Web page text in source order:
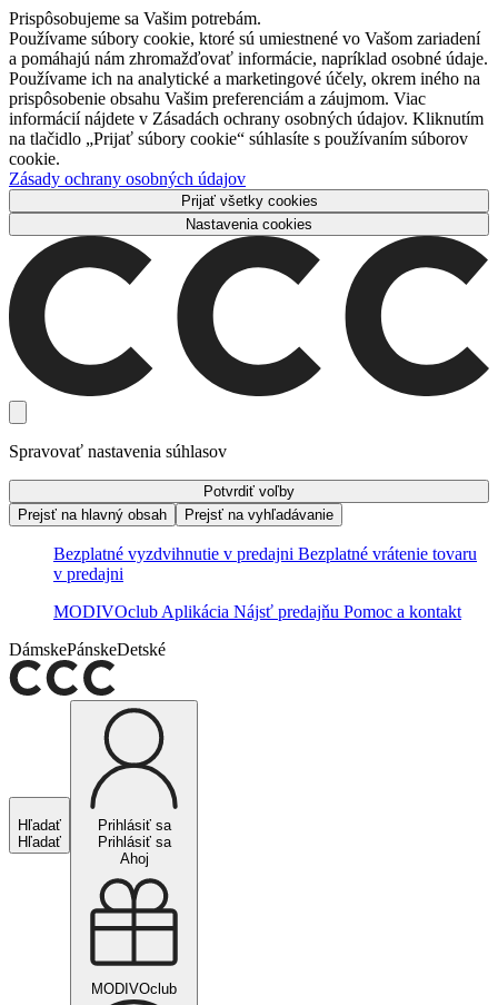
Prispôsobujeme sa Vašim potrebám.
Používame súbory cookie, ktoré sú umiestnené vo Vašom zariadení
a pomáhajú nám zhromažďovať informácie, napríklad osobné údaje.
Používame ich na analytické a marketingové účely, okrem iného na
prispôsobenie obsahu Vašim preferenciám a záujmom. Viac
informácií nájdete v Zásadách ochrany osobných údajov. Kliknutím
na tlačidlo „Prijať súbory cookie“ súhlasíte s používaním súborov
cookie.
Zásady ochrany osobných údajov
Prijať všetky cookies
Nastavenia cookies
Spravovať nastavenia súhlasov
Potvrdiť voľby
Prejsť na hlavný obsah
Prejsť na vyhľadávanie
Bezplatné vyzdvihnutie v predajni Bezplatné vrátenie tovaru
v predajni
MODIVOclub Aplikácia Nájsť predajňu Pomoc a kontakt
DámskePánskeDetské
Hľadať
Hľadať
Prihlásiť sa
Prihlásiť sa
Ahoj
MODIVOclub